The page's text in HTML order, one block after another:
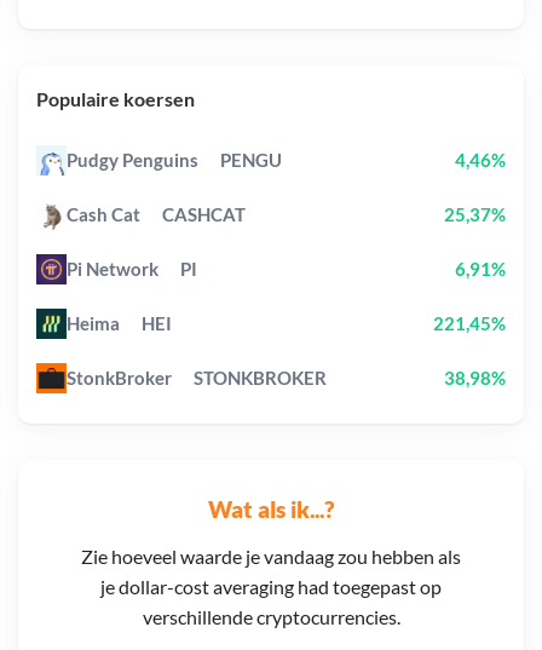
Wat als ik...?
Zie hoeveel waarde je vandaag zou hebben als
je dollar-cost averaging had toegepast op
verschillende cryptocurrencies.
Populaire koersen
Pudgy Penguins PENGU 4,46%
Cash Cat CASHCAT 25,37%
Pi Network PI 6,91%
Heima HEI 221,45%
StonkBroker STONKBROKER 38,98%